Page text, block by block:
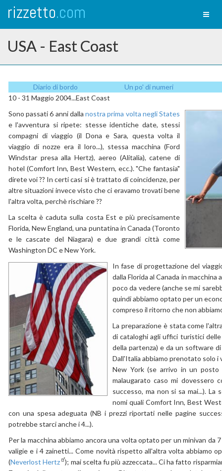
rizzetto.com
USA - East Coast
Diario di bordo
Un po' di numeri
10 - 31 Maggio 2004...East Coast
Sono passati 6 anni dallanostra prima volta negli States
e l'avventura si ripete: stesse identiche date, stessi
compagni di viaggio (il Dona e Sara, questa volta il
viaggio di nozze era il loro...), stessa macchina (Ford
Windstar presa alla Hertz), aereo (Alitalia), catene di
hotel (Comfort Inn, Best Western, ecc.). "Che fantasia"
direte voi ?? In certi casi si è trattato di coincidenze, per
altre situazioni invece visto che ci eravamo trovati bene
l'altra volta, perchè rischiare ??
La scelta è caduta sulla costa Est e più precisamente
Florida, New England, una puntatina in Canada (Toronto
e le cascate del Niagara) e due grandi città come
Washington DC e New York.
In fase di progettazione del
dalla Florida al Canada in
poco da vedere (anche se mi
quindi abbiamo optato per un
compreso il ritorno che non
La preparazione è stata come
di cataloghi agli uffici turistici
della partenza) e da un software
Dall'Italia abbiamo prenotato solo i
New York (se arrivo in un
malaugarato caso mi dovessero
successo, ma non si sa mai...).
nomi quali Comfort Inn, Best
con una spesa adeguata (NB i prezzi riportati nelle pagine
potrebbe starci anche i 4...).
Per la macchina abbiamo ancora una volta optato per un minivan
valigie e i 4 zainetti... Come novità rispetto all'altra volta abbiamo
(Neverlost Hertz
); mai scelta fu più azzeccata... Ci ha fatto